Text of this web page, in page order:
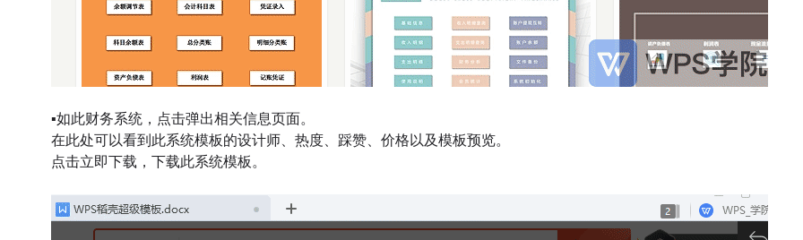
▪如此财务系统，点击弹出相关信息页面。
在此处可以看到此系统模板的设计师、热度、踩赞、价格以及模板预览。
点击立即下载，下载此系统模板。